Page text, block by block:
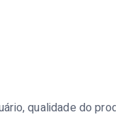
qualidade do